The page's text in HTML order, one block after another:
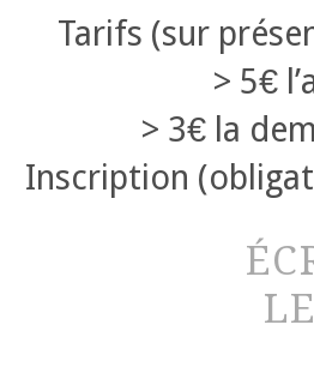
Tarifs (sur
> 5€
> 3€ la
Inscription